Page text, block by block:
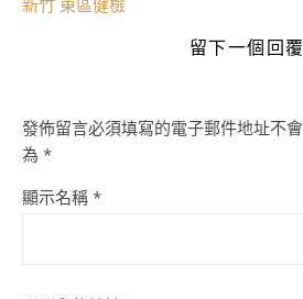
新竹 東區健檢
留下一個回覆
發佈留言必須填寫的電子郵件地址不會
為 *
顯示名稱 *